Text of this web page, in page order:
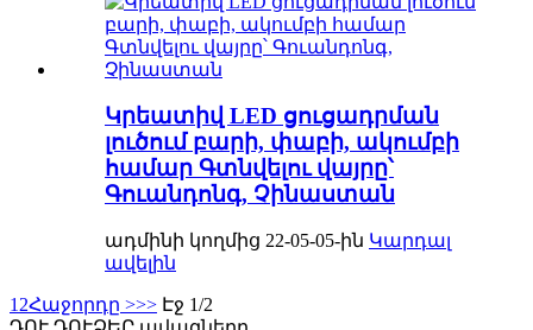
Կրեատիվ LED ցուցադրման
լուծում բարի, փաբի, ակումբի
համար Գտնվելու վայրը՝
Գուանդոնգ, Չինաստան
ադմինի կողմից 22-05-05-ին Կարդալ
ավելին
12Հաջորդը >>> Էջ 1/2